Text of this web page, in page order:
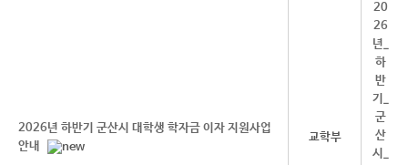
2026년 하반기 군산시 대학생 학자금 이자 지원사업
안내
교학부